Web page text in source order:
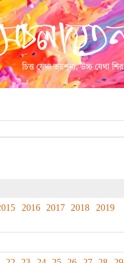
2016 2017 2018
2019